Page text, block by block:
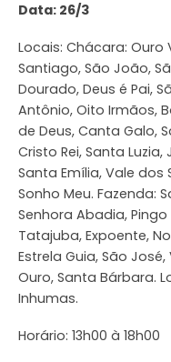
Data: 26/3
Locais: Chácara: Ouro
Santiago, São João,
Dourado, Deus é Pai,
Antônio, Oito Irmãos,
de Deus, Canta Galo,
Cristo Rei, Santa
Santa Emília, Vale dos
Sonho Meu. Fazenda:
Senhora Abadia,
Tatajuba, Expoente,
Estrela Guia, São
Ouro, Santa Bárbara.
Inhumas.
Horário: 13h00 à 18h00